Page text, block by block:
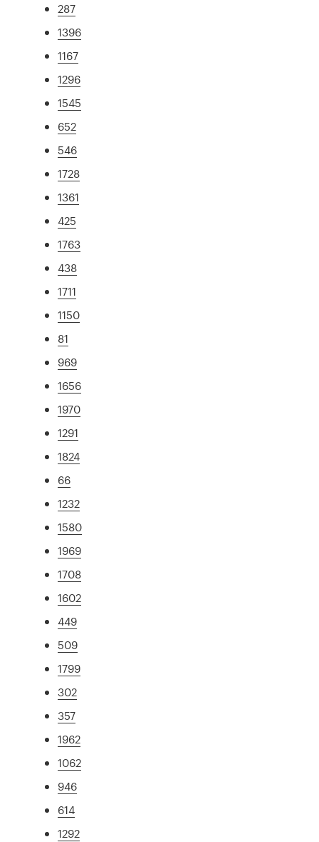
287
1396
1167
1296
1545
652
546
1728
1361
425
1763
438
1711
1150
81
969
1656
1970
1291
1824
66
1232
1580
1969
1708
1602
449
509
1799
302
357
1962
1062
946
614
1292